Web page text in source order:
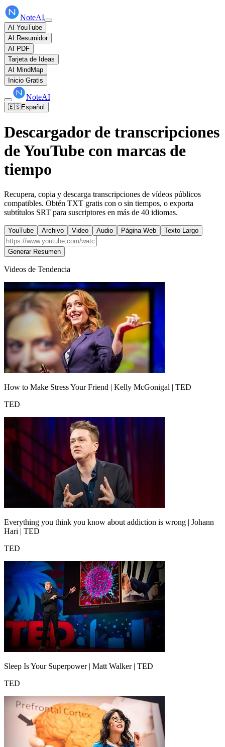
NoteAI
AI YouTube
AI Resumidor
AI PDF
Tarjeta de Ideas
AI MindMap
Inicio Gratis
NoteAI
🇪🇸Español
Descargador de transcripciones
de YouTube con marcas de
tiempo
Recupera, copia y descarga transcripciones de vídeos públicos
compatibles. Obtén TXT gratis con o sin tiempos, o exporta
subtítulos SRT para suscriptores en más de 40 idiomas.
YouTube Archivo Video Audio Página Web Texto Largo
Generar Resumen
Videos de Tendencia
How to Make Stress Your Friend | Kelly McGonigal | TED
TED
Everything you think you know about addiction is wrong | Johann
Hari | TED
TED
Sleep Is Your Superpower | Matt Walker | TED
TED